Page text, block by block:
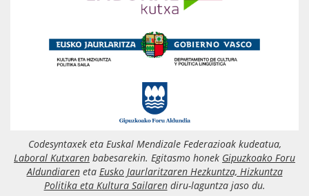
Codesyntaxek eta Euskal Mendizale Federazioak kudeatua,
Laboral Kutxaren babesarekin. Egitasmo honek Gipuzkoako Foru
Aldundiareneta Eusko Jaurlaritzaren Hezkuntza, Hizkuntza
Politika eta Kultura Sailarendiru-laguntza jaso du.